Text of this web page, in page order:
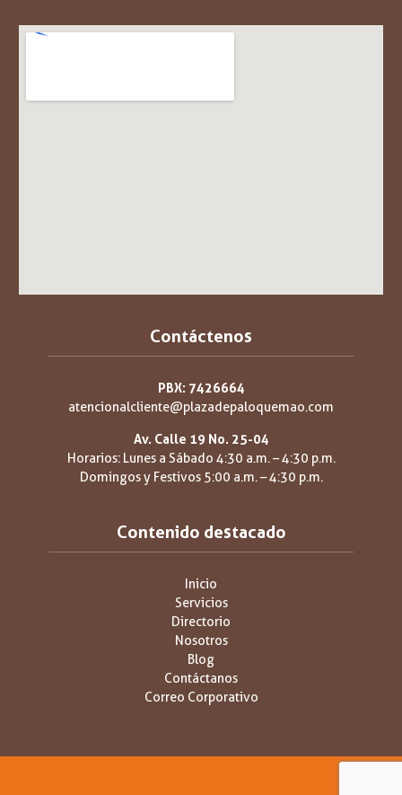
Contáctenos
PBX: 7426664
atencionalcliente@plazadepaloquemao.com
Av. Calle 19 No. 25-04
Horarios: Lunes a Sábado 4:30 a.m. – 4:30 p.m.
Domingos y Festivos 5:00 a.m. – 4:30 p.m.
Contenido destacado
Inicio
Servicios
Directorio
Nosotros
Blog
Contáctanos
Correo Corporativo